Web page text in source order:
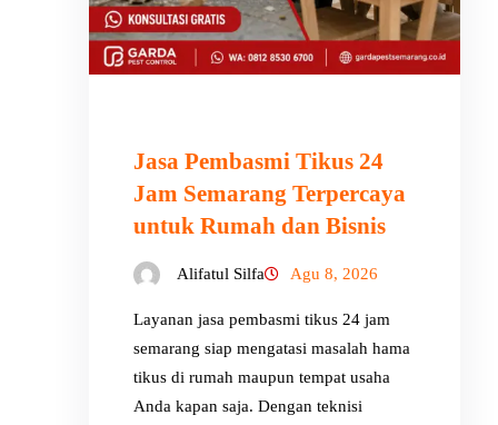
Jasa Pembasmi Tikus 24
Jam Semarang Terpercaya
untuk Rumah dan Bisnis
Alifatul Silfa Agu 8, 2026
Layanan jasa pembasmi tikus 24 jam
semarang siap mengatasi masalah hama
tikus di rumah maupun tempat usaha
Anda kapan saja. Dengan teknisi